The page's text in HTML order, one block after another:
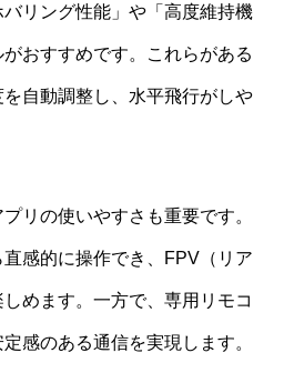
リング性能」や「高度維持機
おすすめです。これらがある
自動調整し、水平飛行がしや
リの使いやすさも重要です。
感的に操作でき、FPV（リア
めます。一方で、専用リモコ
感のある通信を実現します。